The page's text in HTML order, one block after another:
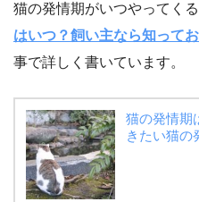
猫の発情期がいつやってくる
はいつ？飼い主なら知って
事で詳しく書いています。
猫の発情期
きたい猫の